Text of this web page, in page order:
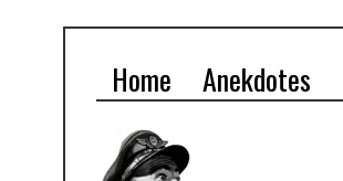
Home Anekdotes